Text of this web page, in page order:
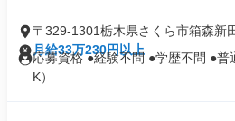
〒329-1301栃木県さくら市箱森新
月給33万230円以上
応募資格 ●経験不問 ●学歴不問 ●普
K）